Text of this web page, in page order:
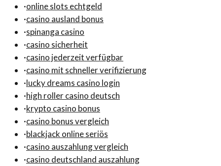
·online slots echtgeld
·casino ausland bonus
·spinanga casino
·casino sicherheit
·casino jederzeit verfügbar
·casino mit schneller verifizierung
·lucky dreams casino login
·high roller casino deutsch
·krypto casino bonus
·casino bonus vergleich
·blackjack online seriös
·casino auszahlung vergleich
·casino deutschland auszahlung